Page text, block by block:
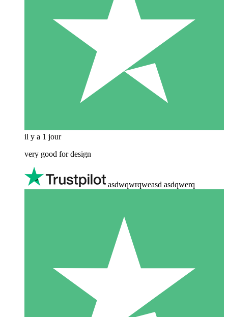
il y a 1 jour
very good for design
asdwqwrqweasd asdqwerq